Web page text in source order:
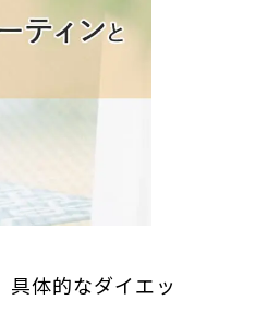
具体的なダイエッ